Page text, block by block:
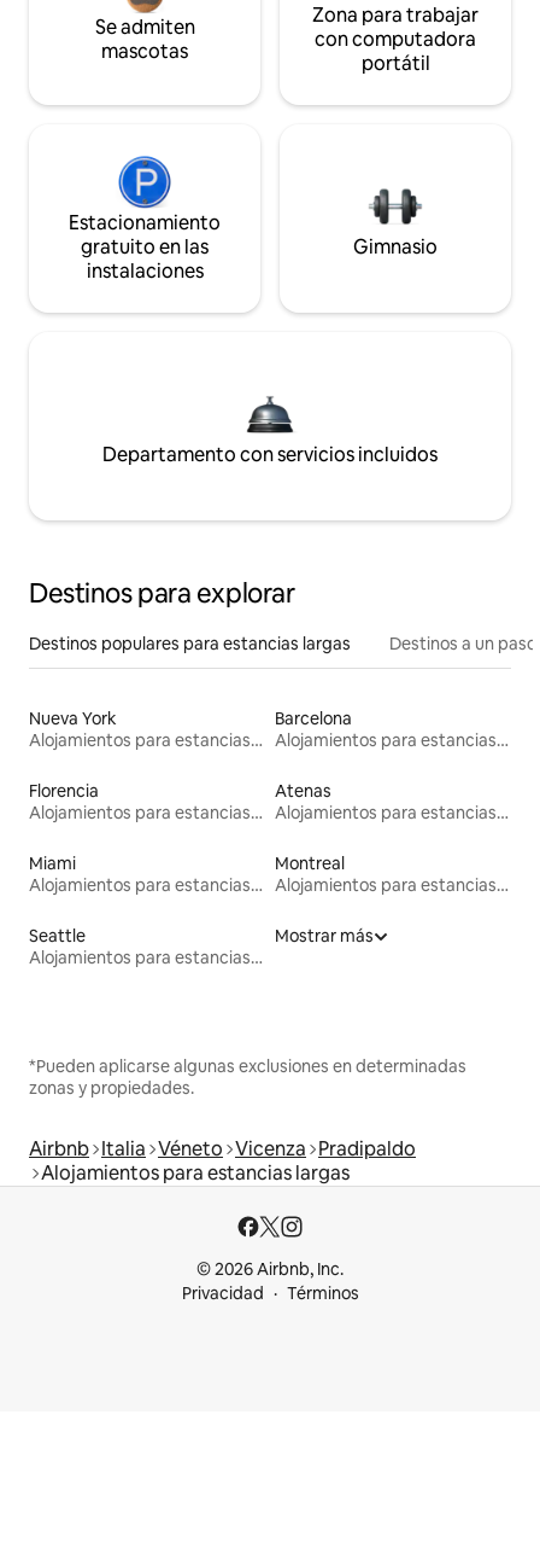
Se admiten
mascotas
Zona para trabajar
con computadora
portátil
Estacionamiento
gratuito en las
instalaciones
Gimnasio
Departamento con servicios incluidos
Destinos para explorar
Destinos populares para estancias largas Destinos a un
Nueva York
Alojamientos para estancias largas
Barcelona
Alojamientos para estancias largas
Florencia
Alojamientos para estancias largas
Atenas
Alojamientos para estancias largas
Miami
Alojamientos para estancias largas
Montreal
Alojamientos para estancias largas
Seattle
Alojamientos para estancias largas
Mostrar más
*Pueden aplicarse algunas exclusiones en determinadas
zonas y propiedades.
Airbnb Italia Véneto Vicenza Pradipaldo
Alojamientos para estancias largas
© 2026 Airbnb, Inc.
Privacidad
Términos